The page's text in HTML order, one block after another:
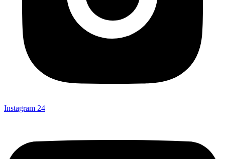
Instagram 24